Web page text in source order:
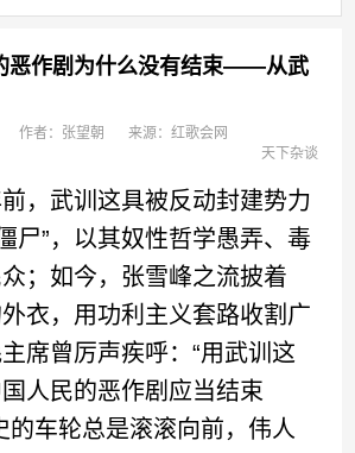
恶作剧为什么没有结束——从武
作者：张望朝
来源：红歌会网
天下杂谈
武训这具被反动封建势力
尸”，以其奴性哲学愚弄、毒
；如今，张雪峰之流披着
外衣，用功利主义套路收割广
席曾厉声疾呼：“用武训这
人民的恶作剧应当结束
的车轮总是滚滚向前，伟人